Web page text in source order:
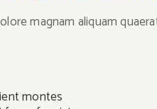
magnam aliquam
montes